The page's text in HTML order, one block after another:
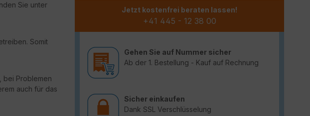
Jetzt kostenfrei beraten lassen!
+41 445 - 12 38 00
Gehen Sie auf Nummer sicher
Ab der 1. Bestellung - Kauf auf Rechnung
Sicher einkaufen
Dank SSL Verschlüsselung
Sie unter
Somit
bei Problemen
auch für das